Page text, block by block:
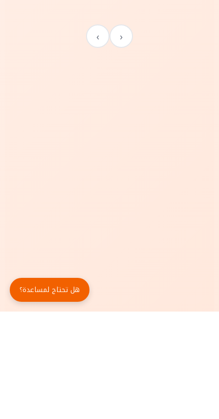
‹
›
هل تحتاج لمساعدة؟